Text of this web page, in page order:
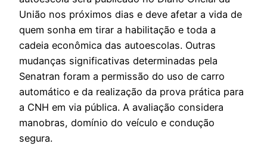
União nos próximos dias e deve afetar a vida de
quem sonha em tirar a habilitação e toda a
cadeia econômica das autoescolas. Outras
mudanças significativas determinadas pela
Senatran foram a permissão do uso de carro
automático e da realização da prova prática para
a CNH em via pública. A avaliação considera
manobras, domínio do veículo e condução
segura.